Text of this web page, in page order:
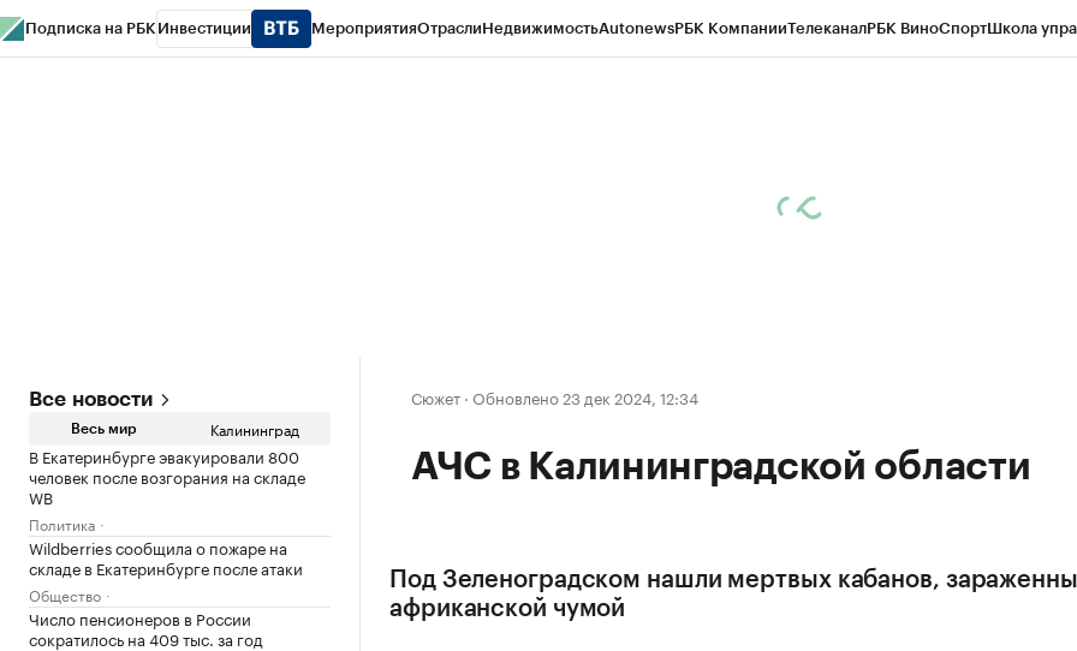
Подписка на РБК Инвестиции МероприятияОтраслиНедвижимостьAutonewsРБК КомпанииТелеканалРБК ВиноСпортШкола
Все новости
Весь мир Калининград
В Екатеринбурге эвакуировали 800
человек после возгорания на складе
WB
Политика
Wildberries сообщила о пожаре на
складе в Екатеринбурге после атаки
Общество
Число пенсионеров в России
сократилось на 409 тыс. за год
Сюжет · Обновлено 23 дек 2024, 12:34
АЧС в Калининградской области
Под Зеленоградском нашли мертвых кабанов,
африканской чумой